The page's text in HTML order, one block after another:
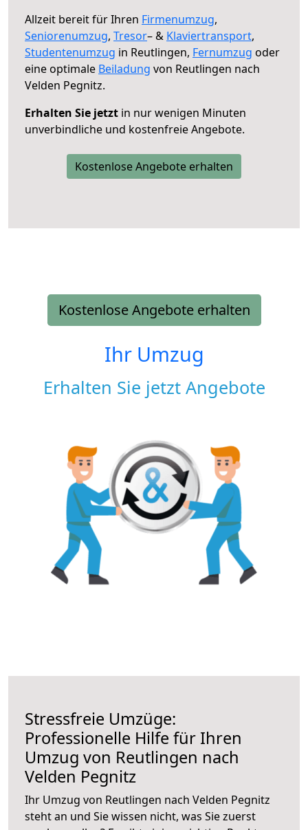
Allzeit bereit für Ihren Firmenumzug,
Seniorenumzug, Tresor– & Klaviertransport,
Studentenumzug in Reutlingen, Fernumzug oder
eine optimale Beiladung von Reutlingen nach
Velden Pegnitz.
Erhalten Sie jetzt in nur wenigen Minuten
unverbindliche und kostenfreie Angebote.
Kostenlose Angebote erhalten
Kostenlose Angebote erhalten
Ihr Umzug
Erhalten Sie jetzt Angebote
Stressfreie Umzüge:
Professionelle Hilfe für Ihren
Umzug von Reutlingen nach
Velden Pegnitz
Ihr Umzug von Reutlingen nach Velden Pegnitz
steht an und Sie wissen nicht, was Sie zuerst